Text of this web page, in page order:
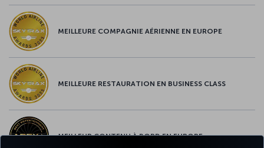
MEILLEURE COMPAGNIE AÉRIENNE EN EUROPE
MEILLEURE RESTAURATION EN BUSINESS CLASS
MEILLEUR CONTENU À BORD EN EUROPE